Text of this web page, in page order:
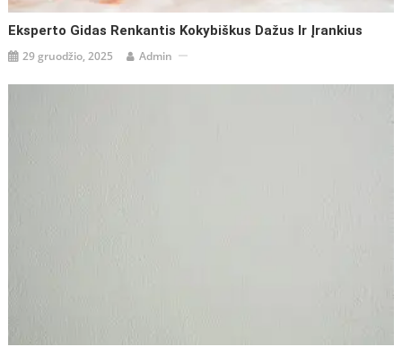
Eksperto Gidas Renkantis Kokybiškus Dažus Ir Įrankius
29 gruodžio, 2025 Admin